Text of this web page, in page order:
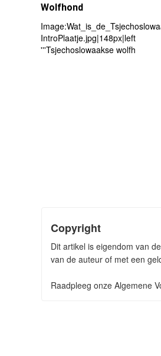
Wolfhond
IntroPlaatje.jpg|148px|left
'''Tsjechoslowaakse wolfh
Copyright
Dit artikel is eigendom van
van de auteur of met een
Raadpleeg onze Algemene